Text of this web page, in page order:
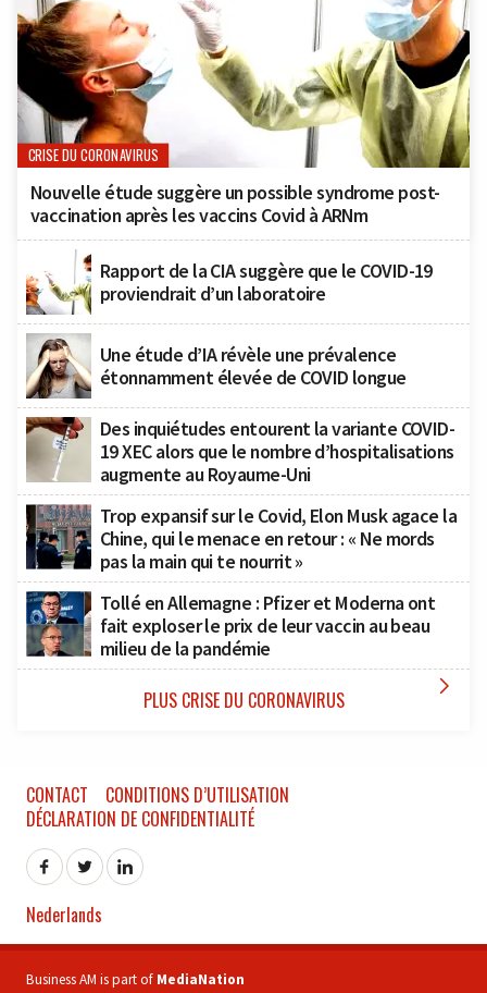
CRISE DU CORONAVIRUS
Nouvelle étude suggère un possible syndrome post-
vaccination après les vaccins Covid à ARNm
Rapport de la CIA suggère que le COVID-19
proviendrait d’un laboratoire
Une étude d’IA révèle une prévalence
étonnamment élevée de COVID longue
Des inquiétudes entourent la variante COVID-
19 XEC alors que le nombre d’hospitalisations
augmente au Royaume-Uni
Trop expansif sur le Covid, Elon Musk agace la
Chine, qui le menace en retour : « Ne mords
pas la main qui te nourrit »
Tollé en Allemagne : Pfizer et Moderna ont
fait exploser le prix de leur vaccin au beau
milieu de la pandémie
PLUS CRISE DU CORONAVIRUS 
CONTACT
CONDITIONS D’UTILISATION
DÉCLARATION DE CONFIDENTIALITÉ
Nederlands
Business AM is part of MediaNation